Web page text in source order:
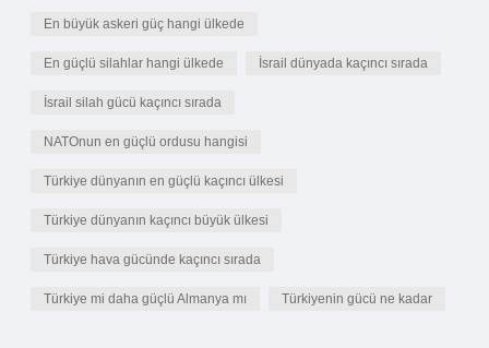
En büyük askeri güç hangi ülkede
En güçlü silahlar hangi ülkede İsrail dünyada kaçıncı sırada
İsrail silah gücü kaçıncı sırada
NATOnun en güçlü ordusu hangisi
Türkiye dünyanın en güçlü kaçıncı ülkesi
Türkiye dünyanın kaçıncı büyük ülkesi
Türkiye hava gücünde kaçıncı sırada
Türkiye mi daha güçlü Almanya mı Türkiyenin gücü ne kadar